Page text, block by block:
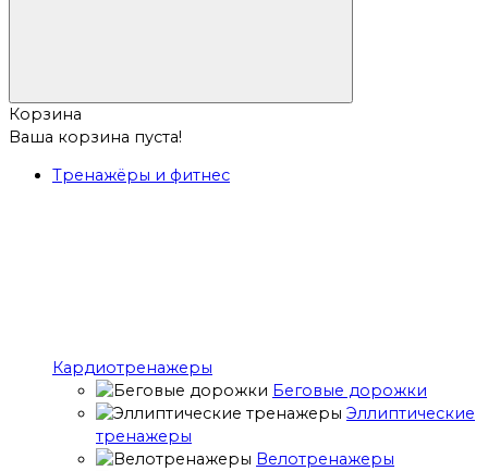
Корзина
Ваша корзина пуста!
Тренажёры и фитнес
Кардиотренажеры
Беговые дорожки
Эллиптические
тренажеры
Велотренажеры